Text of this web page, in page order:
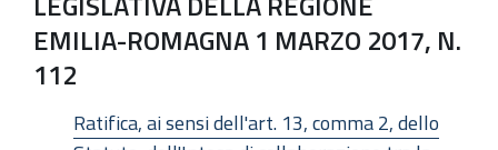
EMILIA-ROMAGNA 1 MARZO 2017, N.
112
Ratifica, ai sensi dell'art. 13, comma 2, dello